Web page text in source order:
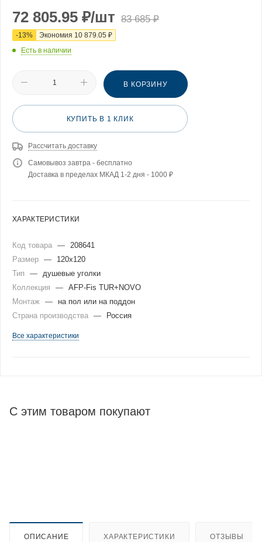
72 805.95 ₽/шт 83 685₽
-13% Экономия 10 879.05 ₽
Есть в наличии
В КОРЗИНУ
КУПИТЬ В 1 КЛИК
Рассчитать доставку
Самовывоз завтра - бесплатно
Доставка в пределах МКАД 1-2 дня - 1000 ₽
ХАРАКТЕРИСТИКИ
Код товара —
208641
Размер —
120x120
Тип
—
душевые уголки
Коллекция
— AFP-Fis TUR+NOVO
Монтаж —
на пол или на поддон
Страна производства — Россия
Все характеристики
С этим товаром покупают
ОПИСАНИЕ ХАРАКТЕРИСТИКИ ОТЗЫВЫ